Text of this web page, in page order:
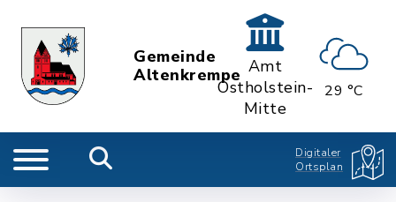
Gemeinde
Altenkrempe Amt
Ostholstein-
Mitte
29 °C
Digitaler
Ortsplan